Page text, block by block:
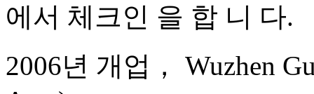
에서 체크인 을 합 니 다.
2006년 개업， Wuzhen